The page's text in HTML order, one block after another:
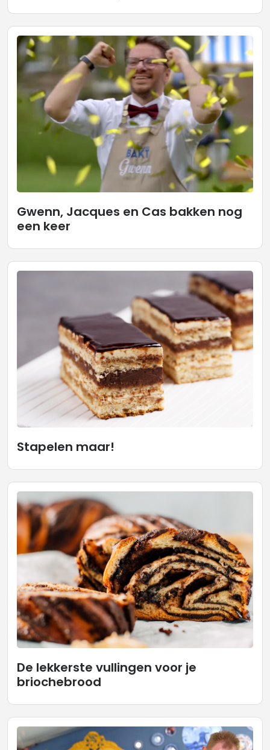
Gwenn, Jacques en Cas bakken nog
een keer
Stapelen maar!
De lekkerste vullingen voor je
briochebrood